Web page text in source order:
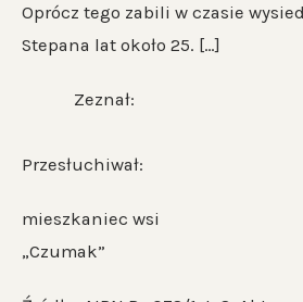
Oprócz tego zabili w czasie
Stepana lat około 25. […]
Zeznał:
Przesłuchiwał:
„Czumak”